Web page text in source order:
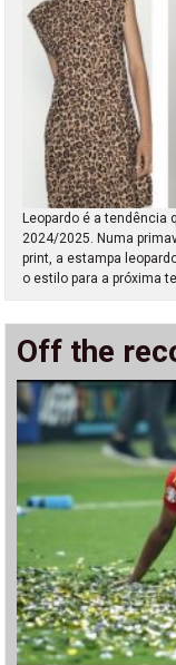
Leopardo é a tendência
2024/2025. Numa
print, a estampa
o estilo para a próxima
Off the